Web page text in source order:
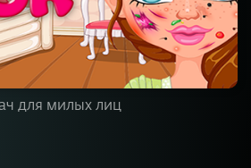
для милых лиц